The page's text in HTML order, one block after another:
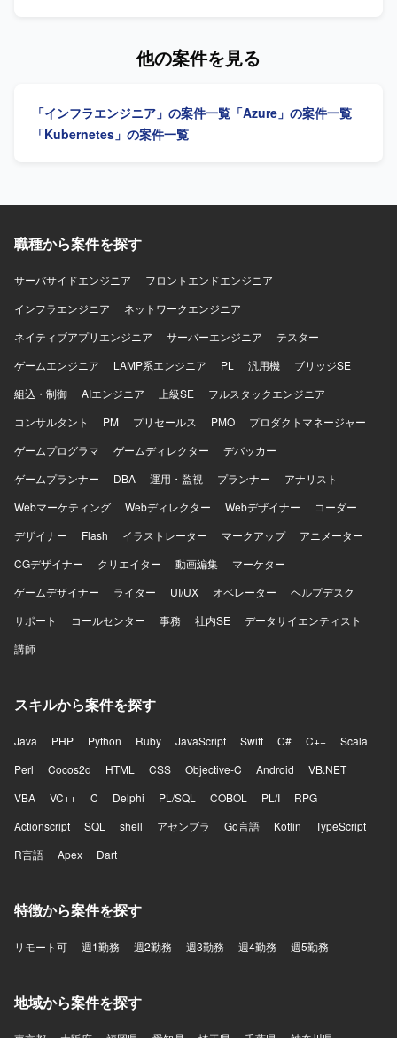
満たしながら、開発チームが迅速かつ安全にデプロイでき
バビリティ基盤の整備を通じて、属人化しない運用体制を
組織に根付かせていただきます。 【求める人物像】 インフ
立を意識して行動できる方が望ましいです。 【ポジション
がら、クラウドインフラ、IaC、監視基盤、DevOpsなど
SRE領域全般をリードできるポジションです。会計データ
という高いセキュリティ要件下での設計・運用経験を通じ
て、信頼性工学や運用自動化のスキルを幅広く身につけて
いただけます。 【開発環境】 Azureを中心としたクラウド
Doorを用いた負荷分散、Azure Monitor / Application
Insights を用いた監視とアラートのコード化、PITRによる
きます。
他の案件を見る
「インフラエンジニア」の案件一覧 「Azure」の案件一覧
「Kubernetes」の案件一覧
職種から案件を探す
サーバサイドエンジニア
フロントエンドエンジニア
インフラエンジニア
ネットワークエンジニア
ネイティブアプリエンジニア
サーバーエンジニア
テスター
ゲームエンジニア
LAMP系エンジニア PL 汎用機
ブリッジSE
組込・制御
AIエンジニア 上級SE
フルスタックエンジニア
コンサルタント
PM プリセールス PMO
プロダクトマネージャー
ゲームプログラマ
ゲームディレクター
デバッカー
ゲームプランナー
DBA 運用・監視 プランナー
アナリスト
Webマーケティング
Webディレクター Webデザイナー
コーダー
デザイナー
Flash イラストレーター マークアップ
アニメーター
CGデザイナー
クリエイター 動画編集
マーケター
ゲームデザイナー
ライター UI/UX オペレーター
ヘルプデスク
サポート
コールセンター 事務 社内SE
データサイエンティスト
講師
スキルから案件を探す
Java PHP Python Ruby JavaScript Swift C# C++
Scala
Perl
Cocos2d HTML CSS Objective-C Android
VB.NET
VBA
VC++ C Delphi PL/SQL COBOL PL/I
RPG
Actionscript
SQL shell アセンブラ Go言語 Kotlin
TypeScript
R言語
Apex Dart
特徴から案件を探す
リモート可 週1勤務 週2勤務 週3勤務 週4勤務 週5勤務
地域から案件を探す